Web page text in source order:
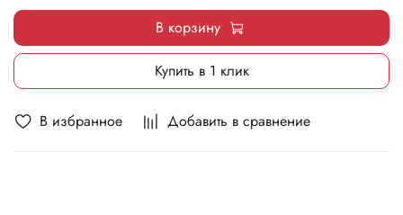
В избранное Добавить в сравнение
В корзину
Купить в 1 клик